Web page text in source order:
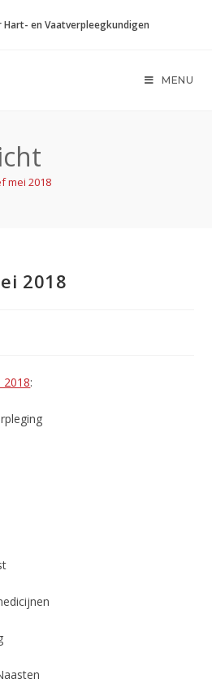
en Vaatverpleegkundigen
MENU
mei 2018
2018
2018: